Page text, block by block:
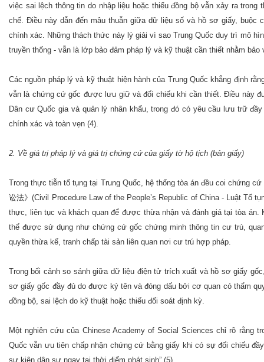
việc sai lệch thông tin do nhập liệu hoặc thiếu đồng bộ vẫn xảy ra
chế. Điều này dẫn đến mâu thuẫn giữa dữ liệu số và hồ sơ giấy, buộc
chính xác. Những thách thức này lý giải vì sao Trung Quốc duy trì mô
truyền thống - vẫn là lớp bảo đảm pháp lý và kỹ thuật cần thiết nhằm
Các nguồn pháp lý và kỹ thuật hiện hành của Trung Quốc khẳng định
vẫn là chứng cứ gốc được lưu giữ và đối chiếu khi cần thiết. Điều này
Dân cư Quốc gia và quản lý nhân khẩu, trong đó có yêu cầu lưu trữ
chính xác và toàn vẹn (4).
2. Về giá trị pháp lý và giá trị chứng cứ của giấy tờ hộ tịch (bản giấy)
Trong thực tiễn tố tụng tại Trung Quốc, hệ thống tòa án đều coi chứng
讼法》(Civil Procedure Law of the People’s Republic of China - Luật Tố
thực, liên tục và khách quan để được thừa nhận và đánh giá tại tòa
thể được sử dụng như chứng cứ gốc chứng minh thông tin cư trú,
quyền thừa kế, tranh chấp tài sản liên quan nơi cư trú hợp pháp.
Trong bối cảnh so sánh giữa dữ liệu điện tử trích xuất và hồ sơ giấy
sơ giấy gốc đầy đủ do được ký tên và đóng dấu bởi cơ quan có thẩm
đồng bộ, sai lệch do kỹ thuật hoặc thiếu đối soát định kỳ.
Một nghiên cứu của Chinese Academy of Social Sciences chỉ rõ rằng
Quốc vẫn ưu tiên chấp nhận chứng cứ bằng giấy khi có sự đối chiếu
sự kiện dân sự ngay tại thời điểm phát sinh” (5).